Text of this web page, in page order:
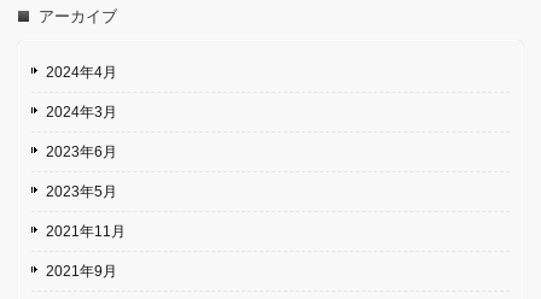
アーカイブ
2024年4月
2024年3月
2023年6月
2023年5月
2021年11月
2021年9月